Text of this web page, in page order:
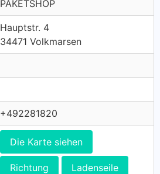
PAKETSHOP
Hauptstr. 4
34471 Volkmarsen
+492281820
Die Karte siehen
Richtung Ladenseile